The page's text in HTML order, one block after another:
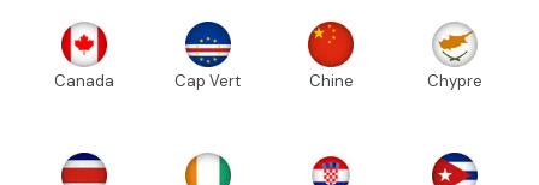
Canada Cap Vert Chine Chypre